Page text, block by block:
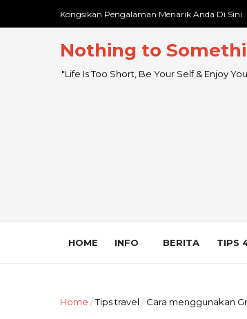
Kongsikan Pengalaman Menarik Anda Di Sini
Nothing to
"Life Is Too Short, Be Your Self & Enjoy
HOME INFO BERITA TIPS
Home /Tips travel / Cara menggunakan